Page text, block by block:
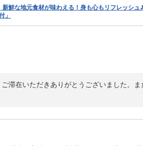
新鮮な地元食材が味わえる！身も心もリフレッシュ
」
滞在いただきありがとうございました。
をお感じになったこと、心よりお詫び申し